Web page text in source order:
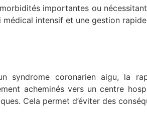
importantes ou
intensif et une gestion
syndrome coronarien aigu, la
acheminés vers un centre
Cela permet d’éviter des